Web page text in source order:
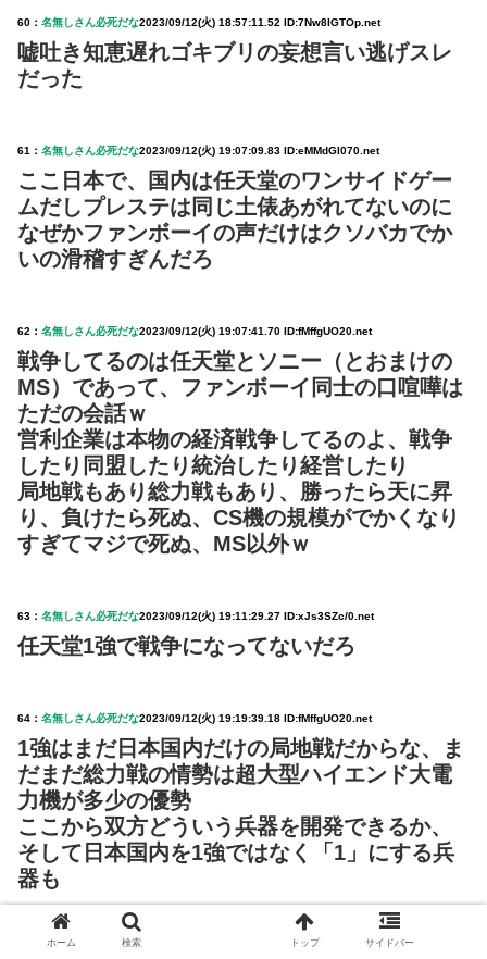
60： 名無しさん必死だな2023/09/12(火) 18:57:11.52 ID:7Nw8IGTOp.net
嘘吐き知恵遅れゴキブリの妄想言い逃げスレ
だった
61： 名無しさん必死だな2023/09/12(火) 19:07:09.83 ID:eMMdGl070.net
ここ日本で、国内は任天堂のワンサイドゲー
ムだしプレステは同じ土俵あがれてないのに
なぜかファンボーイの声だけはクソバカでか
いの滑稽すぎんだろ
62： 名無しさん必死だな2023/09/12(火) 19:07:41.70 ID:fMffgUO20.net
戦争してるのは任天堂とソニー（とおまけの
MS）であって、ファンボーイ同士の口喧嘩は
ただの会話ｗ
営利企業は本物の経済戦争してるのよ、戦争
したり同盟したり統治したり経営したり
局地戦もあり総力戦もあり、勝ったら天に昇
り、負けたら死ぬ、CS機の規模がでかくなり
すぎてマジで死ぬ、MS以外ｗ
63： 名無しさん必死だな2023/09/12(火) 19:11:29.27 ID:xJs3SZc/0.net
任天堂1強で戦争になってないだろ
64： 名無しさん必死だな2023/09/12(火) 19:19:39.18 ID:fMffgUO20.net
1強はまだ日本国内だけの局地戦だからな、ま
だまだ総力戦の情勢は超大型ハイエンド大電
力機が多少の優勢
ここから双方どういう兵器を開発できるか、
そして日本国内を1強ではなく「1」にする兵
器も
ホーム 検索 トップ サイドバー